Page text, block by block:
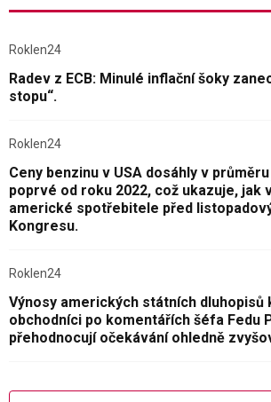
Roklen24
Radev z ECB: Minulé inflační šoky
stopu“.
Roklen24
Ceny benzinu v USA dosáhly v
poprvé od roku 2022, což ukazuje, jak
americké spotřebitele před
Kongresu.
Roklen24
Výnosy amerických státních dluhopisů
obchodníci po komentářích šéfa Fedu
přehodnocují očekávání ohledně